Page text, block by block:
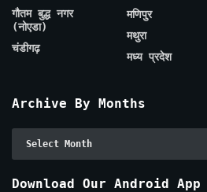
गौतम बुद्ध नगर
(नोएडा)
चंडीगढ़
मणिपुर
मथुरा
मध्य प्रदेश
Archive By Months
Download Our Android App